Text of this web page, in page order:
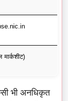
भी अनधिकृत